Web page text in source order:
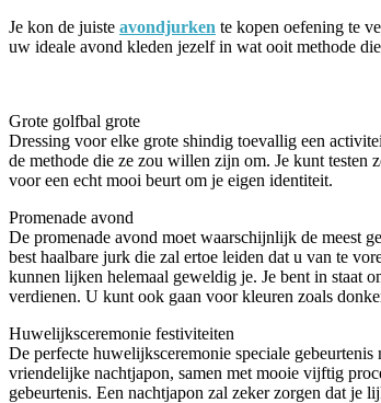
Je kon de juiste avondjurken te kopen oefening te
uw ideale avond kleden jezelf in wat ooit methode
Grote golfbal grote
Dressing voor elke grote shindig toevallig een
de methode die ze zou willen zijn om. Je kunt testen
voor een echt mooi beurt om je eigen identiteit.
Promenade avond
De promenade avond moet waarschijnlijk de meest
best haalbare jurk die zal ertoe leiden dat u van te
kunnen lijken helemaal geweldig je. Je bent in staat
verdienen. U kunt ook gaan voor kleuren zoals
Huwelijksceremonie festiviteiten
De perfecte huwelijksceremonie speciale
vriendelijke nachtjapon, samen met mooie vijftig
gebeurtenis. Een nachtjapon zal zeker zorgen dat je